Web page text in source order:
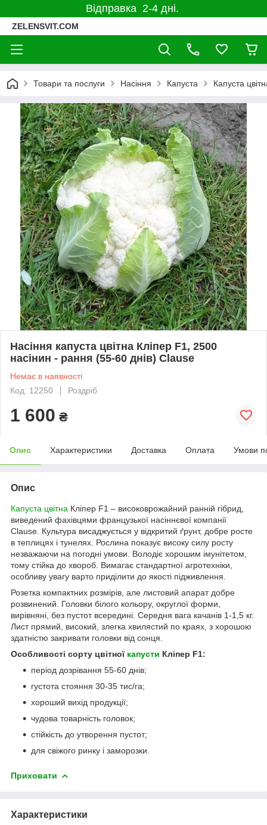
Відправка 2-4 дні.
ZELENSVIT.COM
Товари та послуги Насіння Капуста Капуста
Насіння капуста цвітна Кліпер F1, 2500
насінин - рання (55-60 днів) Clause
Немає в наявності
Код: 12250
Роздріб
1 600 ₴
Опис Характеристики Доставка Оплата Умови
Опис
Капуста цвітна Кліпер F1 – високоврожайний ранній гібрид,
виведений фахівцями французької насіннєвої компанії
Clause. Культура висаджується у відкритий ґрунт, добре росте
в теплицях і тунелях. Рослина показує високу силу росту
незважаючи на погодні умови. Володіє хорошим імунітетом,
тому стійка до хвороб. Вимагає стандартної агротехніки,
особливу увагу варто приділити до якості підживлення.
Розетка компактних розмірів, але листовий апарат добре
розвинений. Головки білого кольору, округлої форми,
вирівняні, без пустот всередині. Середня вага качанів 1-1,5 кг.
Лист прямий, високий, злегка хвилястий по краях, з хорошою
здатністю закривати головки від сонця.
Особливості сорту цвітної капусти Кліпер F1:
період дозрівання 55-60 днів;
густота стояння 30-35 тис/га;
хороший вихід продукції;
чудова товарність головок;
стійкість до утворення пустот;
для свіжого ринку і заморозки.
Приховати
Характеристики